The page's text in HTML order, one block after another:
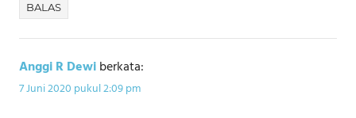
BALAS
Anggi R Dewiberkata:
7 Juni 2020 pukul 2:09 pm